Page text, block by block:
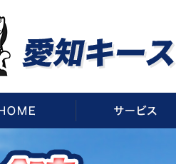
HOME